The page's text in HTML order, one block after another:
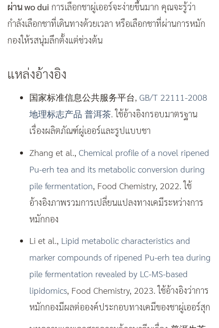
ผ่าน wo dui การเลือกชาผู่เออร์จะง่ายขึ้นมาก คุณจะรู้ว่า
กำลังเลือกชาที่เดินทางด้วยเวลา หรือเลือกชาที่ผ่านการหมัก
กองให้รสนุ่มลึกตั้งแต่ช่วงต้น
แหล่งอ้างอิง
国家标准信息公共服务平台,GB/T 22111-2008
地理标志产品 普洱茶. ใช้อ้างอิงกรอบมาตรฐาน
เรื่องผลิตภัณฑ์ผู่เออร์และรูปแบบชา
Zhang et al.,Chemical profile of a novel ripened
Pu-erh tea and its metabolic conversion during
pile fermentation, Food Chemistry, 2022. ใช้
อ้างอิงภาพรวมการเปลี่ยนแปลงทางเคมีระหว่างการ
หมักกอง
Li et al., Lipid metabolic characteristics and
marker compounds of ripened Pu-erh tea during
pile fermentation revealed by LC-MS-based
lipidomics, Food Chemistry, 2023. ใช้อ้างอิงว่าการ
หมักกองมีผลต่อองค์ประกอบทางเคมีของชาผู่เออร์สุก